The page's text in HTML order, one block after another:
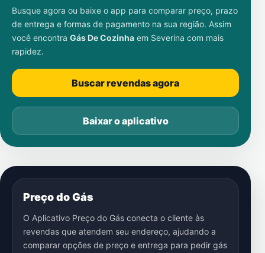
Busque agora ou baixe o app para comparar preço, prazo
de entrega e formas de pagamento na sua região. Assim
você encontra Gás De Cozinha em Severina com mais
rapidez.
Buscar revendas agora
Baixar o aplicativo
Preço do Gás
O Aplicativo Preço do Gás conecta o cliente às
revendas que atendem seu endereço, ajudando a
comparar opções de preço e entrega para pedir gás